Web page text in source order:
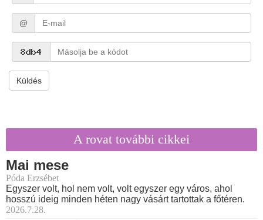
@
Küldés
A rovat további cikkei
Mai mese
Póda Erzsébet
Egyszer volt, hol nem volt, volt egyszer egy város, ahol
hosszú ideig minden héten nagy vásárt tartottak a főtéren.
2026.7.28.